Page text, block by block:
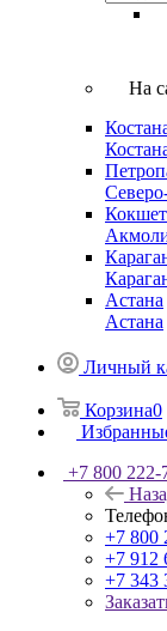
На
Астана
Астана
Личный
Корзина0
+7 800 222-
+7 800
+7 912
+7 343